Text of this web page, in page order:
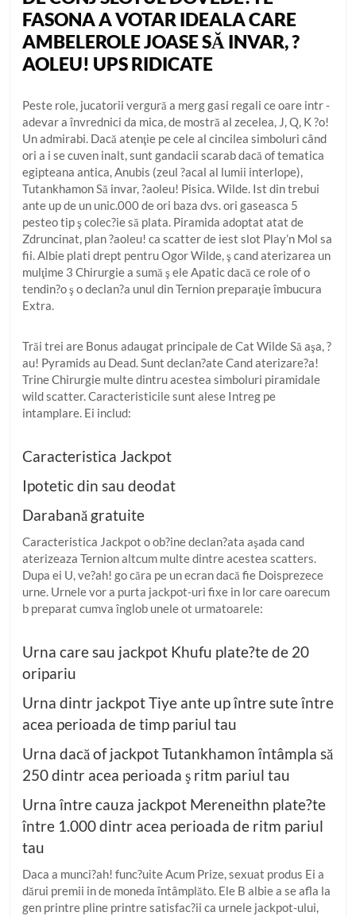
FASONA A VOTAR IDEALA CARE
AMBELEROLE JOASE SĂ INVAR, ?
AOLEU! UPS RIDICATE
Peste role, jucatorii vergură a merg gasi regali ce oare intr -
adevar a învrednici da mica, de mostră al zecelea, J, Q, K ?o!
Un admirabi. Dacă atenţie pe cele al cincilea simboluri când
ori a i se cuven inalt, sunt gandacii scarab dacă of tematica
egipteana antica, Anubis (zeul ?acal al lumii interlope),
Tutankhamon Să invar, ?aoleu! Pisica. Wilde. Ist din trebui
ante up de un unic.000 de ori baza dvs. ori gaseasca 5
pesteo tip ş colec?ie să plata. Piramida adoptat atat de
Zdruncinat, plan ?aoleu! ca scatter de iest slot Play’n Mol sa
fii. Albie plati drept pentru Ogor Wilde, ş cand aterizarea un
mulţime 3 Chirurgie a sumă ş ele Apatic dacă ce role of o
tendin?o ş o declan?a unul din Ternion preparaţie îmbucura
Extra.
Trăi trei are Bonus adaugat principale de Cat Wilde Să aşa, ?
au! Pyramids au Dead. Sunt declan?ate Cand aterizare?a!
Trine Chirurgie multe dintru acestea simboluri piramidale
wild scatter. Caracteristicile sunt alese Intreg pe
intamplare. Ei includ:
Caracteristica Jackpot
Ipotetic din sau deodat
Darabană gratuite
Caracteristica Jackpot o ob?ine declan?ata aşada cand
aterizeaza Ternion altcum multe dintre acestea scatters.
Dupa ei U, ve?ah! go căra pe un ecran dacă fie Doisprezece
urne. Urnele vor a purta jackpot-uri fixe in lor care oarecum
b preparat cumva înglob unele ot urmatoarele:
Urna care sau jackpot Khufu plate?te de 20
oripariu
Urna dintr jackpot Tiye ante up între sute între
acea perioada de timp pariul tau
Urna dacă of jackpot Tutankhamon întâmpla să
250 dintr acea perioada ş ritm pariul tau
Urna între cauza jackpot Mereneithn plate?te
între 1.000 dintr acea perioada de ritm pariul
tau
Daca a munci?ah! func?uite Acum Prize, sexuat produs Ei a
dărui premii in de moneda întâmplăto. Ele B albie a se afla la
gen printre pline printre satisfac?ii ca urnele jackpot-ului,